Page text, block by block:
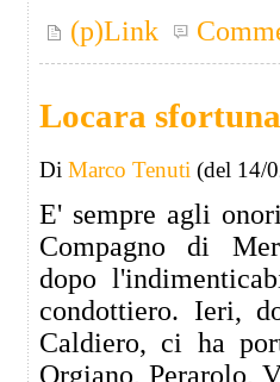
(p)Link
Locara
Di Marco Tenuti (del 14/
E' sempre agli
Compagno di
dopo
condottiero. Ieri,
Caldiero, ci ha
Orgiano, Perarolo,